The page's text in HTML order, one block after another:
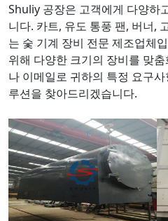
Shuliy 공장은 고객에게 다양하
니다. 카트, 유도 통풍 팬, 버너,
는 숯 기계 장비 전문 제조업체
위해 다양한 크기의 장비를 맞
나 이메일로 귀하의 특정 요구
루션을 찾아드리겠습니다.